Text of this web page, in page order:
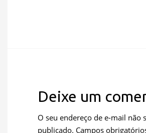
Deixe um
O seu endereço de e-mail não
publicado. Campos